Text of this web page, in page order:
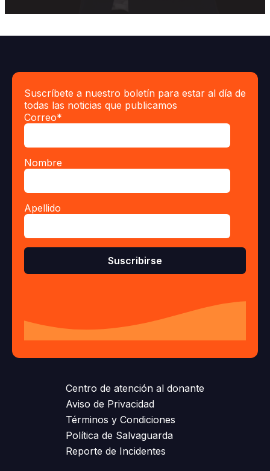
Centro de atención al donante
Aviso de Privacidad
Términos y Condiciones
Política de Salvaguarda
Reporte de Incidentes
Suscríbete a nuestro boletín para estar al día de
todas las noticias que publicamos
Correo*
Nombre
Apellido